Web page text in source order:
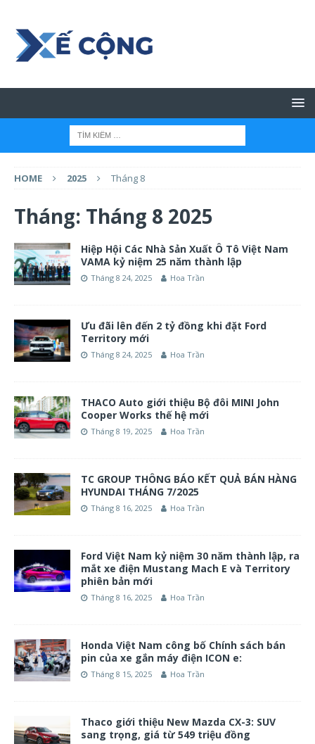
HOME 2025 Tháng 8
Tháng: Tháng 8 2025
Hiệp Hội Các Nhà Sản Xuất Ô Tô Việt Nam
VAMA kỷ niệm 25 năm thành lập
Tháng 8 24, 2025 Hoa Trần
Ưu đãi lên đến 2 tỷ đồng khi đặt Ford
Territory mới
Tháng 8 24, 2025 Hoa Trần
THACO Auto giới thiệu Bộ đôi MINI John
Cooper Works thế hệ mới
Tháng 8 19, 2025 Hoa Trần
TC GROUP THÔNG BÁO KẾT QUẢ BÁN HÀNG
HYUNDAI THÁNG 7/2025
Tháng 8 16, 2025 Hoa Trần
Ford Việt Nam kỷ niệm 30 năm thành lập, ra
mắt xe điện Mustang Mach E và Territory
phiên bản mới
Tháng 8 16, 2025 Hoa Trần
Honda Việt Nam công bố Chính sách bán
pin của xe gắn máy điện ICON e:
Tháng 8 15, 2025 Hoa Trần
Thaco giới thiệu New Mazda CX-3: SUV
sang trọng, giá từ 549 triệu đồng